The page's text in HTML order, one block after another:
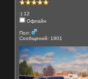
:) 12
Офлайн
Пол:
Сообщений: 1901